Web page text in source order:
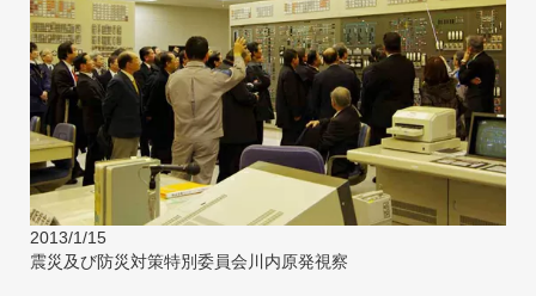
2013/1/15
震災及び防災対策特別委員会川内原発視察